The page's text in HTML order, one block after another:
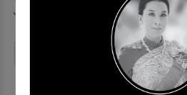
ไทยดีไซเนอร์...
Continue reading